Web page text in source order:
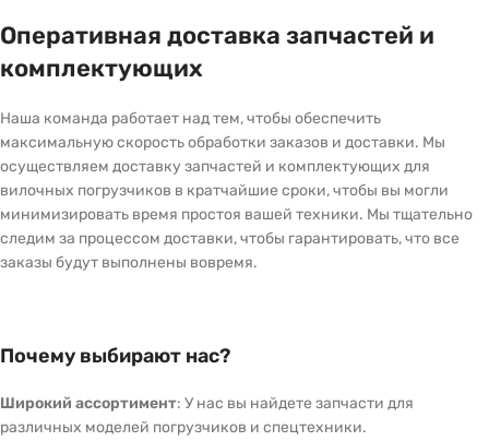
Оперативная доставка запчастей и
комплектующих
Наша команда работает над тем, чтобы обеспечить
максимальную скорость обработки заказов и доставки. Мы
осуществляем доставку запчастей и комплектующих для
вилочных погрузчиков в кратчайшие сроки, чтобы вы могли
минимизировать время простоя вашей техники. Мы тщательно
следим за процессом доставки, чтобы гарантировать, что все
заказы будут выполнены вовремя.
Почему выбирают нас?
Широкий ассортимент: У нас вы найдете запчасти для
различных моделей погрузчиков и спецтехники.